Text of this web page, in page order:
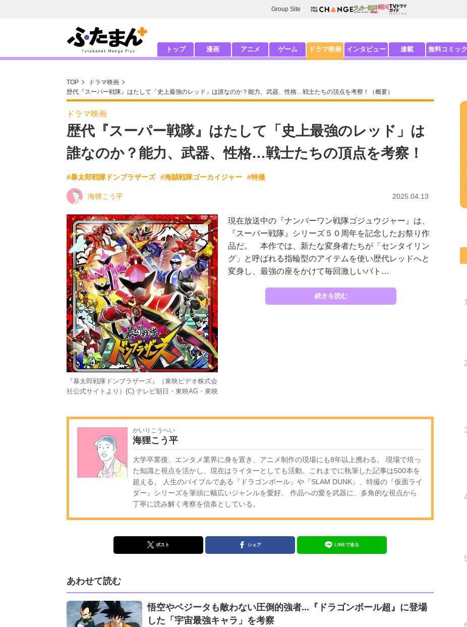
Group Site
トップ 漫画 アニメ ゲーム ドラマ映画 インタビュー 連載 無料コミック
TOP
ドラマ映画
歴代『スーパー戦隊』はたして「史上最強のレッド」は誰なのか？能力、武器、性格…戦士たちの頂点を考察！（概要）
ドラマ映画
歴代『スーパー戦隊』はたして「史上最強のレッド」は
誰なのか？能力、武器、性格…戦士たちの頂点を考察！
#暴太郎戦隊ドンブラザーズ #海賊戦隊ゴーカイジャー #特撮
海狸こう平 2025.04.13
『暴太郎戦隊ドンブラザーズ』（東映ビデオ株式会
社公式サイトより）(C) テレビ朝日・東映AG・東映
現在放送中の『ナンバーワン戦隊ゴジュウジャー』は、
『スーパー戦隊』シリーズ５０周年を記念したお祭り作
品だ。 本作では、新たな変身者たちが「センタイリン
グ」と呼ばれる指輪型のアイテムを使い歴代レッドへと
変身し、最強の座をかけて毎回激しいバト…
続きを読む
かいりこうへい
海狸こう平
大学卒業後、エンタメ業界に身を置き、アニメ制作の現場にも8年以上携わる。 現場で培っ
た知識と視点を活かし、現在はライターとしても活動。これまでに執筆した記事は500本を
超える。 人生のバイブルである『ドラゴンボール』や『SLAM DUNK』、特撮の『仮面ライ
ダー』シリーズを筆頭に幅広いジャンルを愛好。 作品への愛を武器に、多角的な視点から
丁寧に読み解く考察を信条としている。
ポスト シェア LINEで送る
あわせて読む
悟空やベジータも敵わない圧倒的強者...『ドラゴンボール超』に登場
した「宇宙最強キャラ」を考察